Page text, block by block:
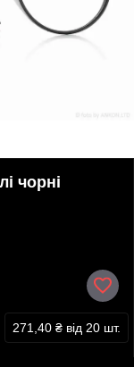
чорні
271,40 ₴ від 20 шт.